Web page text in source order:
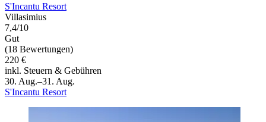
S'Incantu Resort
Villasimius
7,4/10
Gut
(18 Bewertungen)
220 €
inkl. Steuern & Gebühren
30. Aug.–31. Aug.
S'Incantu Resort